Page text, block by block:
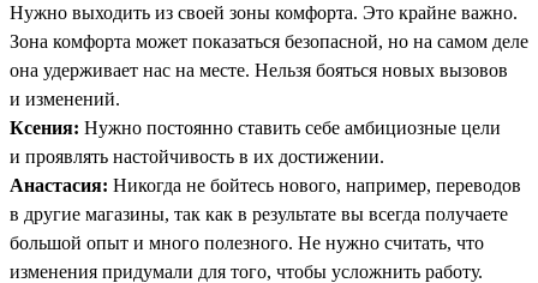
Нужно выходить из своей зоны комфорта. Это крайне важно.
Зона комфорта может показаться безопасной, но на самом деле
она удерживает нас на месте. Нельзя бояться новых вызовов
и изменений.
Ксения: Нужно постоянно ставить себе амбициозные цели
и проявлять настойчивость в их достижении.
Анастасия: Никогда не бойтесь нового, например, переводов
в другие магазины, так как в результате вы всегда получаете
большой опыт и много полезного. Не нужно считать, что
изменения придумали для того, чтобы усложнить работу.